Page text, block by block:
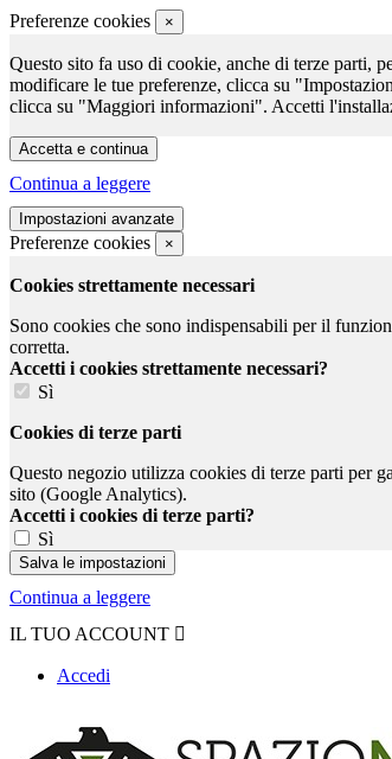
Preferenze cookies ×
Questo sito fa uso di cookie, anche di terze parti,
modificare le tue preferenze, clicca su
clicca su "Maggiori informazioni". Accetti
Continua a leggere
Preferenze cookies ×
Cookies strettamente necessari
Sono cookies che sono indispensabili per il
corretta.
Accetti i cookies strettamente necessari?
Sì
Cookies di terze parti
Questo negozio utilizza cookies di terze parti per
sito (Google Analytics).
Accetti i cookies di terze parti?
Sì
Continua a leggere
IL TUO ACCOUNT 
Accedi